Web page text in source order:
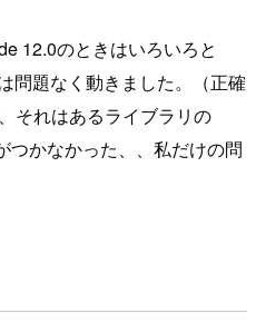
12.0のときはいろいろと
問題なく動きました。（正確
それはあるライブラリの
つかなかった、、私だけの問